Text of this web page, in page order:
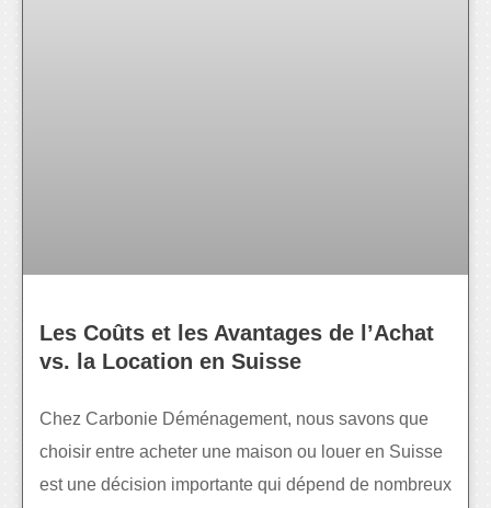
Les Coûts et les Avantages de l’Achat
vs. la Location en Suisse
Chez Carbonie Déménagement, nous savons que
choisir entre acheter une maison ou louer en Suisse
est une décision importante qui dépend de nombreux